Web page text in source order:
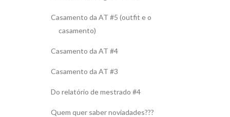
Casamento da AT #5 (outfit e o
casamento)
Casamento da AT #4
Casamento da AT #3
Do relatório de mestrado #4
Quem quer saber noviadades???